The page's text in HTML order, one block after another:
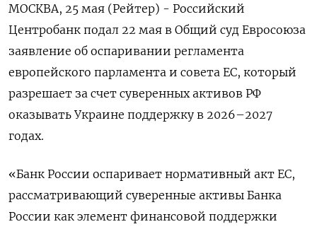
МОСКВА, 25 мая (Рейтер) - Российский
Центробанк подал 22 мая в Общий суд Евросоюза
заявление об оспаривании регламента
европейского парламента и совета ЕС, который
‌разрешает за счет суверенных активов РФ
оказывать Украине поддержку в 2026–2027
годах.
«Банк России оспаривает нормативный акт ЕС,
рассматривающий суверенные активы Банка
России ​как элемент финансовой поддержки